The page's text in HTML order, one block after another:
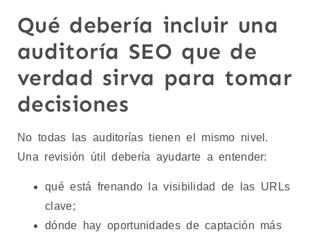
Qué debería incluir una
auditoría SEO que de
verdad sirva para tomar
decisiones
No todas las auditorías tienen el mismo nivel.
Una revisión útil debería ayudarte a entender:
qué está frenando la visibilidad de las URLs
clave;
dónde hay oportunidades de captación más